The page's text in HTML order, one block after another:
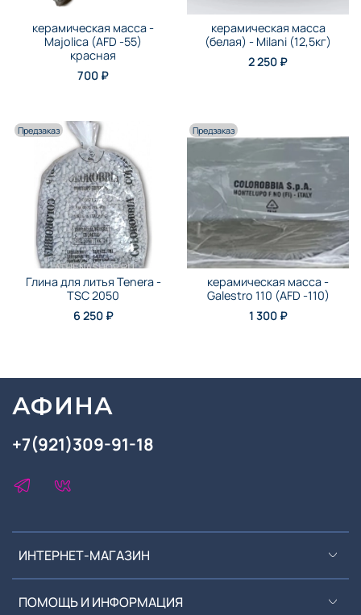
керамическая масса -
Majolica (AFD -55)
красная
700 ₽
керамическая масса
(белая) - Milani (12,5кг)
2 250 ₽
Предзаказ
Глина для литья Tenera -
TSC 2050
6 250 ₽
Предзаказ
керамическая масса -
Galestro 110 (AFD -110)
1 300 ₽
ИНТЕРНЕТ-МАГАЗИН
ПОМОЩЬ И ИНФОРМАЦИЯ
+7(921)309-91-18
АФИНА